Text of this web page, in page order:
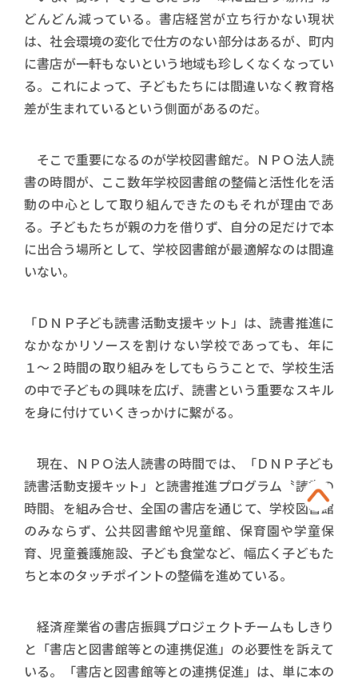
どんどん減っている。書店経営が立ち行かない現状
は、社会環境の変化で仕方のない部分はあるが、町内
に書店が一軒もないという地域も珍しくなくなってい
る。これによって、子どもたちには間違いなく教育格
差が生まれているという側面があるのだ。
そこで重要になるのが学校図書館だ。ＮＰＯ法人読
書の時間が、ここ数年学校図書館の整備と活性化を活
動の中心として取り組んできたのもそれが理由であ
る。子どもたちが親の力を借りず、自分の足だけで本
に出合う場所として、学校図書館が最適解なのは間違
いない。
「ＤＮＰ子ども読書活動支援キット」は、読書推進に
なかなかリソースを割けない学校であっても、年に
１〜２時間の取り組みをしてもらうことで、学校生活
の中で子どもの興味を広げ、読書という重要なスキル
を身に付けていくきっかけに繫がる。
現在、ＮＰＯ法人読書の時間では、「ＤＮＰ子ども
読書活動支援キット」と読書推進プログラム〝読書の
時間〟を組み合せ、全国の書店を通じて、学校図書館
のみならず、公共図書館や児童館、保育園や学童保
育、児童養護施設、子ども食堂など、幅広く子どもた
ちと本のタッチポイントの整備を進めている。
経済産業省の書店振興プロジェクトチームもしきり
と「書店と図書館等との連携促進」の必要性を訴えて
いる。「書店と図書館等との連携促進」は、単に本の